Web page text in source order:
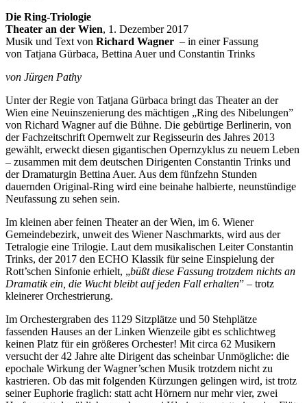
Die Ring-Triologie
Theater an der Wien, 1. Dezember 2017
Musik und Text von Richard Wagner – in einer Fassung
von Tatjana Gürbaca, Bettina Auer und Constantin Trinks
von Jürgen Pathy
Unter der Regie von Tatjana Gürbaca bringt das Theater an der
Wien eine Neuinszenierung des mächtigen „Ring des Nibelungen”
von Richard Wagner auf die Bühne. Die gebürtige Berlinerin, von
der Fachzeitschrift Opernwelt zur Regisseurin des Jahres 2013
gewählt, erweckt diesen gigantischen Opernzyklus zu neuem Leben
– zusammen mit dem deutschen Dirigenten Constantin Trinks und
der Dramaturgin Bettina Auer. Aus dem fünfzehn Stunden
dauernden Original-Ring wird eine beinahe halbierte, neunstündige
Neufassung zu sehen sein.
Im kleinen aber feinen Theater an der Wien, im 6. Wiener
Gemeindebezirk, unweit des Wiener Naschmarkts, wird aus der
Tetralogie eine Trilogie. Laut dem musikalischen Leiter Constantin
Trinks, der 2017 den ECHO Klassik für seine Einspielung der
Rott’schen Sinfonie erhielt, „büßt diese Fassung trotzdem nichts an
Dramatik ein, die Wucht bleibt auf jeden Fall erhalten” – trotz
kleinerer Orchestrierung.
Im Orchestergraben des 1129 Sitzplätze und 50 Stehplätze
fassenden Hauses an der Linken Wienzeile gibt es schlichtweg
keinen Platz für ein größeres Orchester! Mit circa 62 Musikern
versucht der 42 Jahre alte Dirigent das scheinbar Unmögliche: die
epochale Wirkung der Wagner’schen Musik trotzdem nicht zu
kastrieren. Ob das mit folgenden Kürzungen gelingen wird, ist trotz
seiner Euphorie fraglich: statt acht Hörnern nur mehr vier, zwei